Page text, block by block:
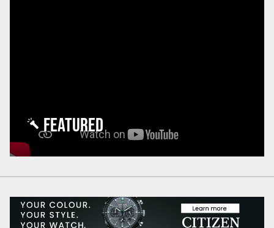
FEATURED